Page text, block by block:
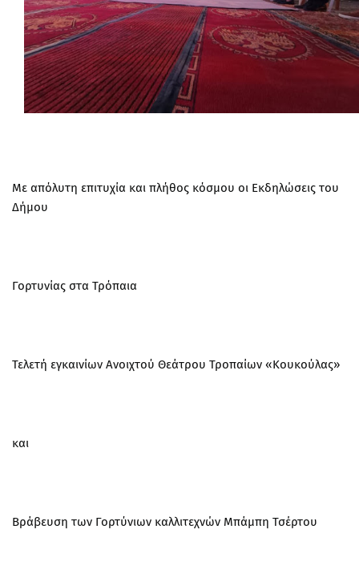
Με απόλυτη επιτυχία και πλήθος κόσμου οι Εκδηλώσεις του
Δήμου
Γορτυνίας στα Τρόπαια
Τελετή εγκαινίων Ανοιχτού Θεάτρου Τροπαίων «Κουκούλας»
και
Βράβευση των Γορτύνιων καλλιτεχνών Μπάμπη Τσέρτου